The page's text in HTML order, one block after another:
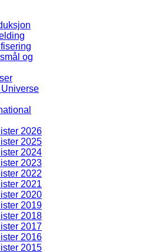
og
Universe
2026
2025
2024
2023
2022
2021
2020
2019
2018
2017
2016
2015